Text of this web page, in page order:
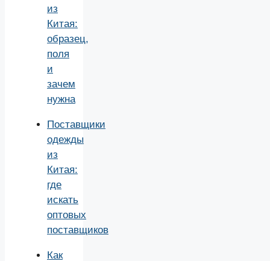
из
Китая:
образец,
поля
и
зачем
нужна
Поставщики
одежды
из
Китая:
где
искать
оптовых
поставщиков
Как